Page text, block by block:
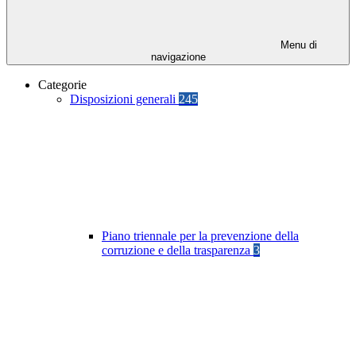
Menu di
navigazione
Categorie
Disposizioni generali 245
Piano triennale per la prevenzione della
corruzione e della trasparenza 3